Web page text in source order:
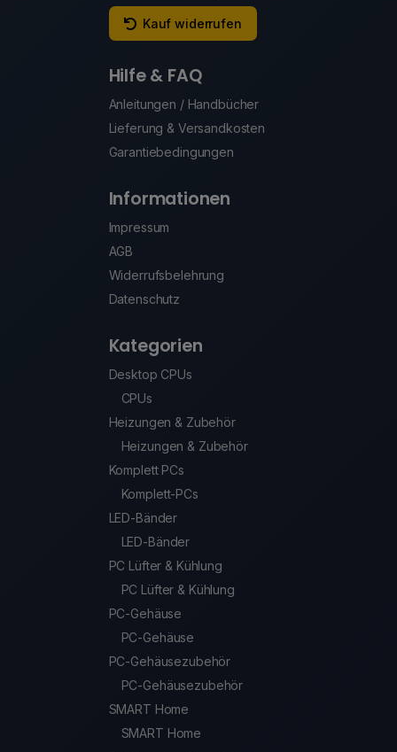
Kauf widerrufen
Hilfe & FAQ
Anleitungen / Handbücher
Lieferung & Versandkosten
Garantiebedingungen
Informationen
Impressum
AGB
Widerrufsbelehrung
Datenschutz
Kategorien
Desktop CPUs
CPUs
Heizungen & Zubehör
Heizungen & Zubehör
Komplett PCs
Komplett-PCs
LED-Bänder
LED-Bänder
PC Lüfter & Kühlung
PC Lüfter & Kühlung
PC-Gehäuse
PC-Gehäuse
PC-Gehäusezubehör
PC-Gehäusezubehör
SMART Home
SMART Home